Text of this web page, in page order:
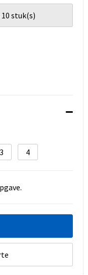
stuk(s)
3 4